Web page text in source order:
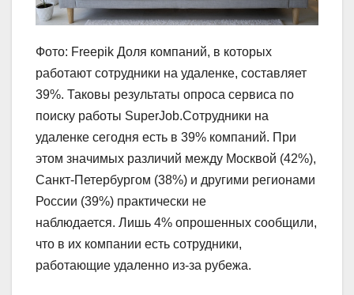
Фото: Freepik Доля компаний, в которых
работают сотрудники на удаленке, составляет
39%. Таковы результаты опроса сервиса по
поиску работы SuperJob.Сотрудники на
удаленке сегодня есть в 39% компаний. При
этом значимых различий между Москвой (42%),
Санкт-Петербургом (38%) и другими регионами
России (39%) практически не
наблюдается. Лишь 4% опрошенных сообщили,
что в их компании есть сотрудники,
работающие удаленно из-за рубежа.